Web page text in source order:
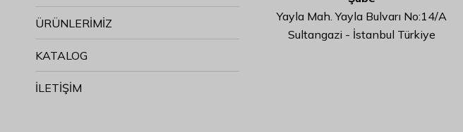
ÜRÜNLERİMİZ
KATALOG
İLETİŞİM
Yayla Mah. Yayla Bulvarı No:14/A
Sultangazi - İstanbul Türkiye